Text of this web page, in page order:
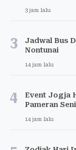
3 jam lalu
3
Jadwal Bus
Nontunai
14 jam lalu
4
Event Jogja
Pameran
14 jam lalu